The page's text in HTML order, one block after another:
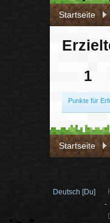
Startseite
1
Punkte für
Startseite
Deutsch [Du]
-